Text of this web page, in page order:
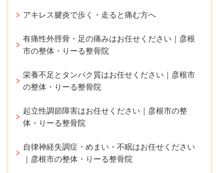
アキレス腱炎で歩く・走ると痛む方へ
有痛性外脛骨・足の痛みはお任せください｜彦根
市の整体・りーる整骨院
栄養不足とタンパク質はお任せください｜彦根市
の整体・りーる整骨院
起立性調節障害はお任せください｜彦根市の整
体・りーる整骨院
自律神経失調症・めまい・不眠はお任せください
｜彦根市の整体・りーる整骨院